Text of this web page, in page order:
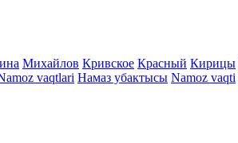
Михайлов Кривское Красный Кирицы
vaqtlari Намаз убактысы Namoz vaqti